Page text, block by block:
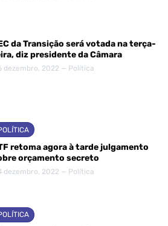
da Transição será votada na terça-
diz presidente da Câmara
dezembro, 2022 — Política
retoma agora à tarde julgamento
orçamento secreto
dezembro, 2022 — Política